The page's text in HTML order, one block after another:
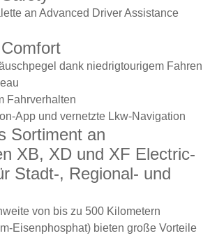
an Advanced Driver Assistance
dank niedrigtourigem Fahren
Fahrverhalten
App und vernetzte Lkw-Navigation
Sortiment an
XB, XD und XF Electric-
Stadt-, Regional- und
von bis zu 500 Kilometern
Eisenphosphat) bieten große Vorteile